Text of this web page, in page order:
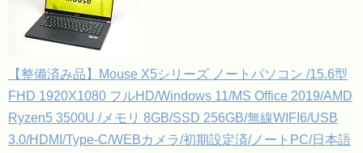
【整備済み品】Mouse X5シリーズ ノートパソコン /15.6型
FHD 1920X1080 フルHD/Windows 11/MS Office 2019/AMD
Ryzen5 3500U /メモリ 8GB/SSD 256GB/無線WIFI6/USB
3.0/HDMI/Type-C/WEBカメラ/初期設定済/ノートPC/日本語